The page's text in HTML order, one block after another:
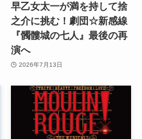
早乙女太一が満を持して捨
之介に挑む！劇団☆新感線
『髑髏城の七人』最後の再
演へ
2026年7月13日